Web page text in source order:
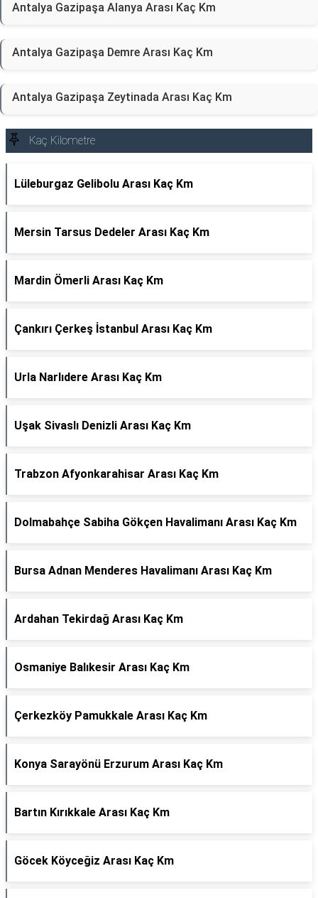
Antalya Gazipaşa Alanya Arası Kaç Km
Antalya Gazipaşa Demre Arası Kaç Km
Antalya Gazipaşa Zeytinada Arası Kaç Km
Kaç Kilometre
Lüleburgaz Gelibolu Arası Kaç Km
Mersin Tarsus Dedeler Arası Kaç Km
Mardin Ömerli Arası Kaç Km
Çankırı Çerkeş İstanbul Arası Kaç Km
Urla Narlıdere Arası Kaç Km
Uşak Sivaslı Denizli Arası Kaç Km
Trabzon Afyonkarahisar Arası Kaç Km
Dolmabahçe Sabiha Gökçen Havalimanı Arası Kaç Km
Bursa Adnan Menderes Havalimanı Arası Kaç Km
Ardahan Tekirdağ Arası Kaç Km
Osmaniye Balıkesir Arası Kaç Km
Çerkezköy Pamukkale Arası Kaç Km
Konya Sarayönü Erzurum Arası Kaç Km
Bartın Kırıkkale Arası Kaç Km
Göcek Köyceğiz Arası Kaç Km